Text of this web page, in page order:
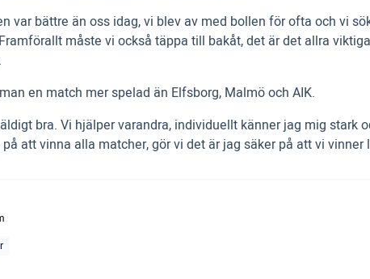
var bättre än oss idag, vi blev av med bollen för ofta och vi
måste vi också täppa till bakåt, det är det allra
en match mer spelad än Elfsborg, Malmö och AIK.
bra. Vi hjälper varandra, individuellt känner jag mig
att vinna alla matcher, gör vi det är jag säker på att vi